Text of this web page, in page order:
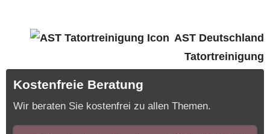
AST Deutschland
Tatortreinigung
Kostenfreie Beratung
Wir beraten Sie kostenfrei zu allen Themen.